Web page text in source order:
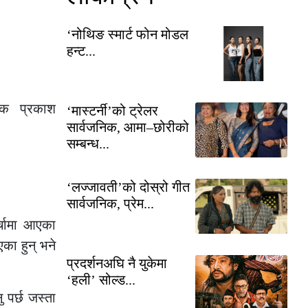
प्रकाश
आएका
हुन् भने
जस्ता
‘नोथिङ स्मार्ट फोन मोडल
हन्ट...
‘मास्टर्नी’को ट्रेलर
सार्वजनिक, आमा–छोरीको
सम्बन्ध...
‘लज्जावती’को दोस्रो गीत
सार्वजनिक, प्रेम...
प्रदर्शनअघि नै युकेमा
‘हली’ सोल्ड...